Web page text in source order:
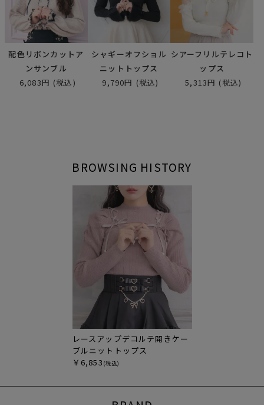
配色リボンカットア
ンサンブル
6,083円 (税込)
シャギーオフショル
ニットトップス
9,790円 (税込)
シアーフリルテレコト
ップス
5,313円 (税込)
BROWSING HISTORY
レースアップデコルテ開きケー
ブルニットトップス
￥6,853 (税込)